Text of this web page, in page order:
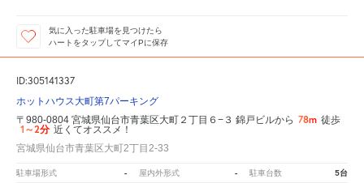
気に入った駐車場を見つけたら
ハートをタップしてマイPに保存
ID:305141337
ホットハウス大町第7パーキング
〒980-0804 宮城県仙台市青葉区大町２丁目６−３ 錦戸ビルから 78m 徒歩
1～2分 近くてオススメ！
宮城県仙台市青葉区大町2丁目2-33
駐車場形式 - 屋内外形式 - 駐車台数 5台